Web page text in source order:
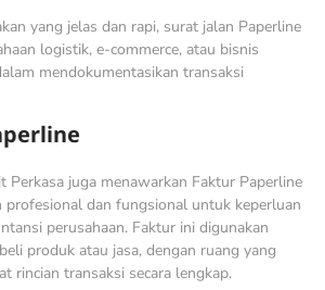
yang jelas dan rapi, surat jalan Paperline
logistik, e-commerce, atau bisnis
mendokumentasikan transaksi
Perkasa juga menawarkan Faktur Paperline
profesional dan fungsional untuk keperluan
perusahaan. Faktur ini digunakan
produk atau jasa, dengan ruang yang
rincian transaksi secara lengkap.